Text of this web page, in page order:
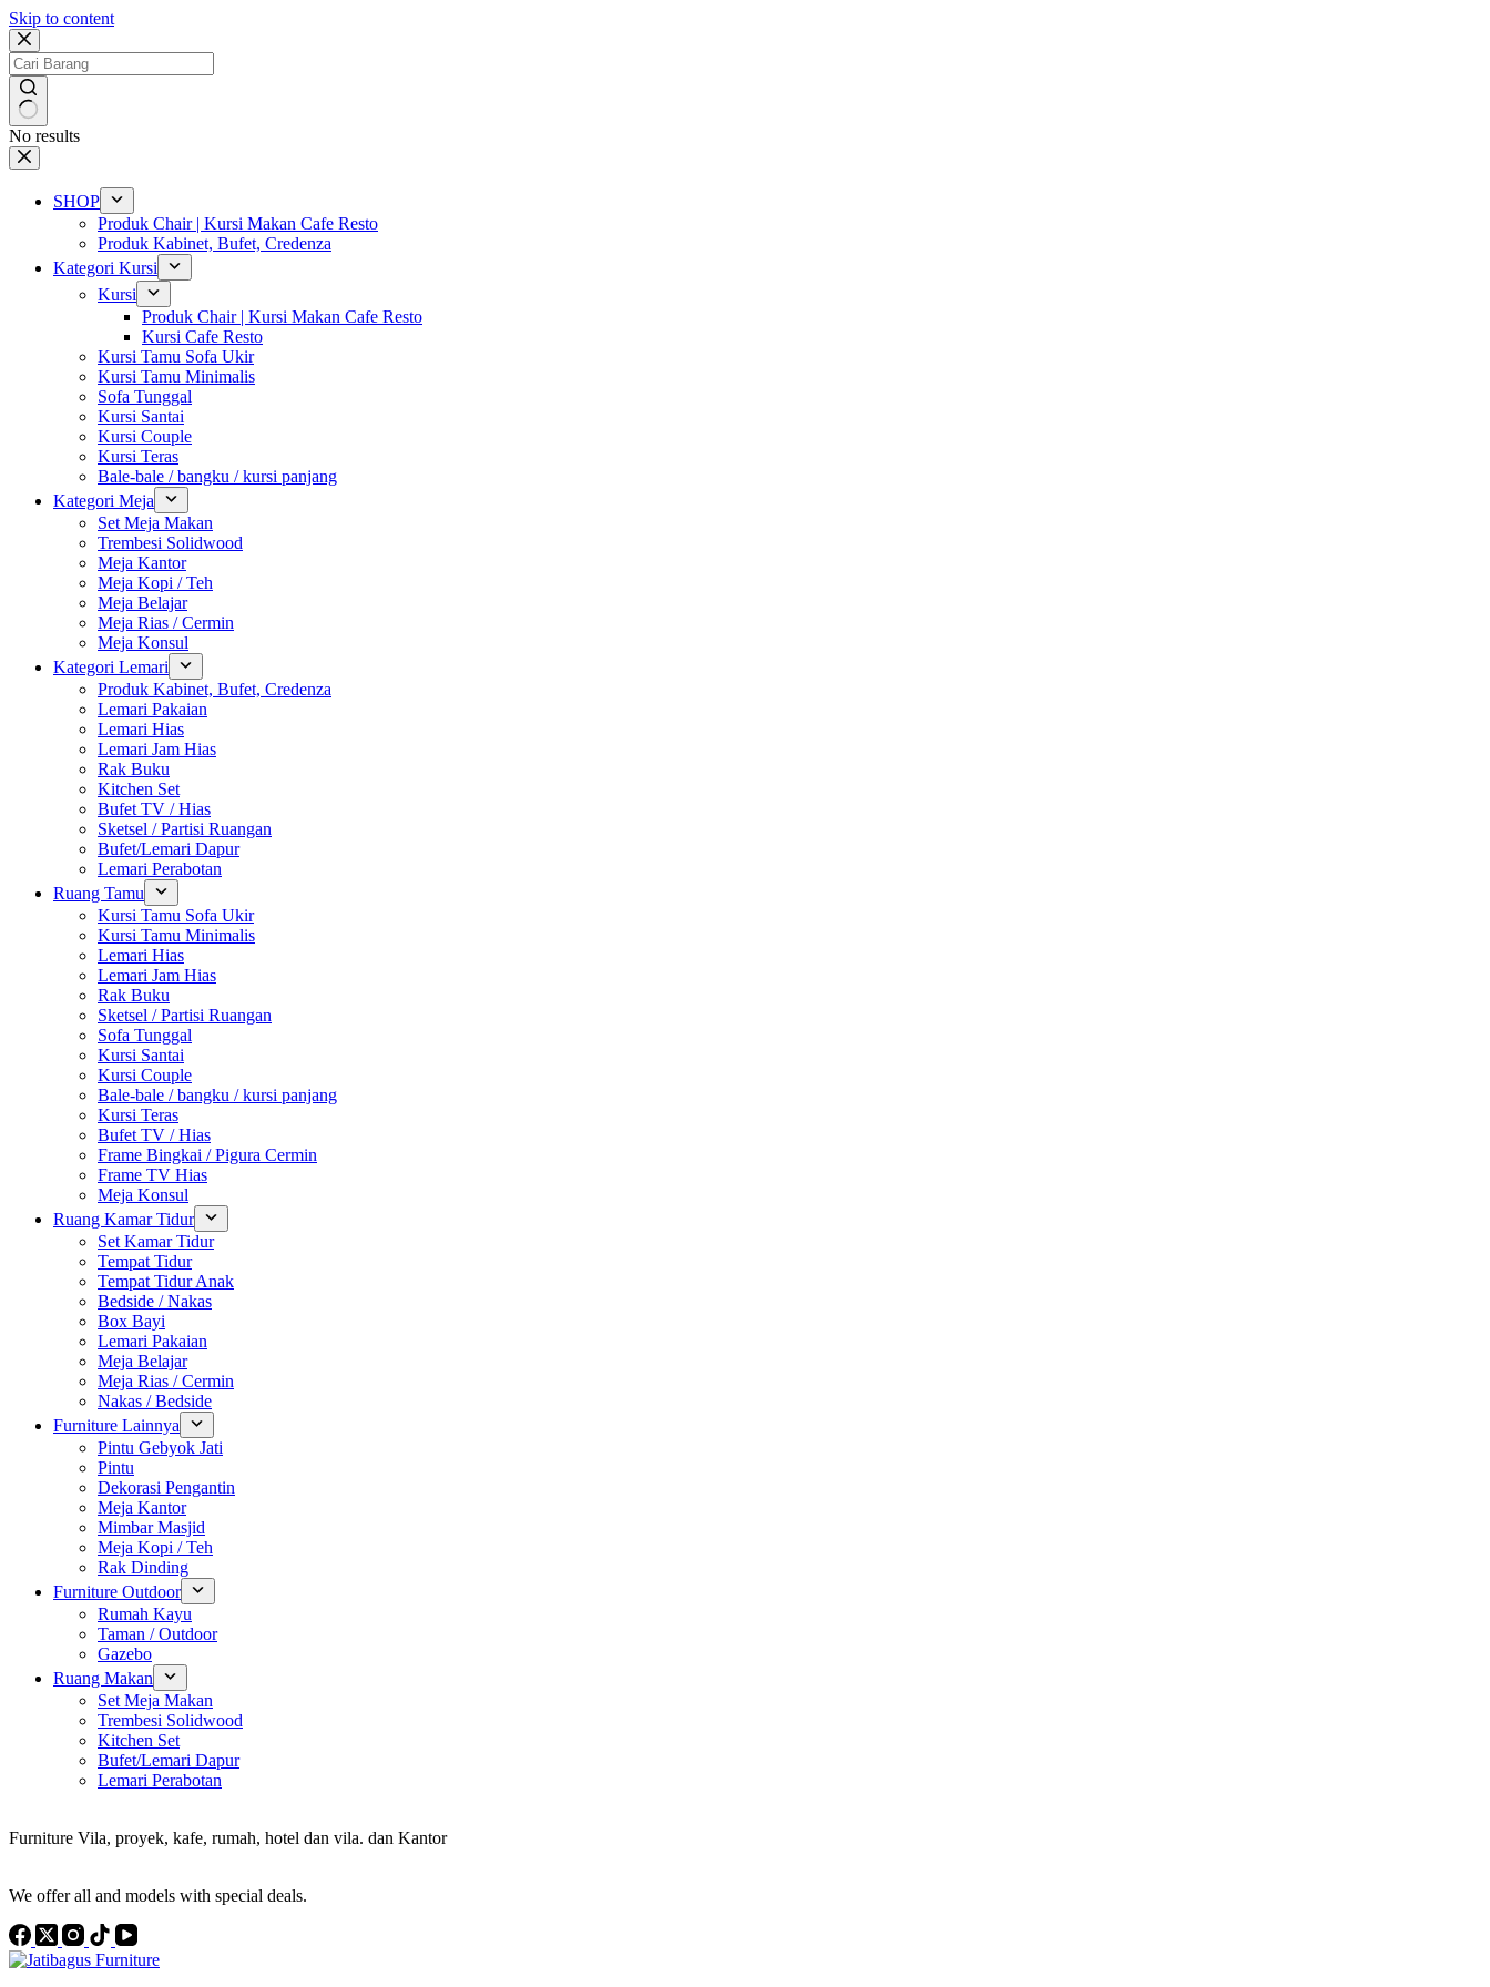
Skip to content
No results
SHOP
Produk Chair | Kursi Makan Cafe Resto
Produk Kabinet, Bufet, Credenza
Kategori Kursi
Kursi
Produk Chair | Kursi Makan Cafe Resto
Kursi Cafe Resto
Kursi Tamu Sofa Ukir
Kursi Tamu Minimalis
Sofa Tunggal
Kursi Santai
Kursi Couple
Kursi Teras
Bale-bale / bangku / kursi panjang
Kategori Meja
Set Meja Makan
Trembesi Solidwood
Meja Kantor
Meja Kopi / Teh
Meja Belajar
Meja Rias / Cermin
Meja Konsul
Kategori Lemari
Produk Kabinet, Bufet, Credenza
Lemari Pakaian
Lemari Hias
Lemari Jam Hias
Rak Buku
Kitchen Set
Bufet TV / Hias
Sketsel / Partisi Ruangan
Bufet/Lemari Dapur
Lemari Perabotan
Ruang Tamu
Kursi Tamu Sofa Ukir
Kursi Tamu Minimalis
Lemari Hias
Lemari Jam Hias
Rak Buku
Sketsel / Partisi Ruangan
Sofa Tunggal
Kursi Santai
Kursi Couple
Bale-bale / bangku / kursi panjang
Kursi Teras
Bufet TV / Hias
Frame Bingkai / Pigura Cermin
Frame TV Hias
Meja Konsul
Ruang Kamar Tidur
Set Kamar Tidur
Tempat Tidur
Tempat Tidur Anak
Bedside / Nakas
Box Bayi
Lemari Pakaian
Meja Belajar
Meja Rias / Cermin
Nakas / Bedside
Furniture Lainnya
Pintu Gebyok Jati
Pintu
Dekorasi Pengantin
Meja Kantor
Mimbar Masjid
Meja Kopi / Teh
Rak Dinding
Furniture Outdoor
Rumah Kayu
Taman / Outdoor
Gazebo
Ruang Makan
Set Meja Makan
Trembesi Solidwood
Kitchen Set
Bufet/Lemari Dapur
Lemari Perabotan
Furniture Vila, proyek, kafe, rumah, hotel dan vila. dan Kantor
We offer all and models with special deals.